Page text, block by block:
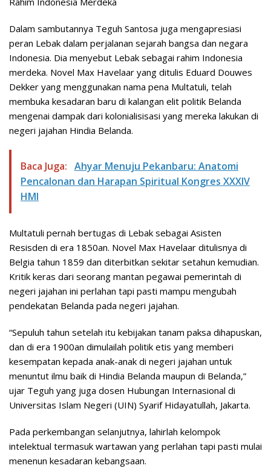
Dalam sambutannya Teguh Santosa juga mengapresiasi
peran Lebak dalam perjalanan sejarah bangsa dan negara
Indonesia. Dia menyebut Lebak sebagai rahim Indonesia
merdeka. Novel Max Havelaar yang ditulis Eduard Douwes
Dekker yang menggunakan nama pena Multatuli, telah
membuka kesadaran baru di kalangan elit politik Belanda
mengenai dampak dari kolonialisisasi yang mereka lakukan di
negeri jajahan Hindia Belanda.
Baca Juga: Ahyar Menuju Pekanbaru: Anatomi
Pencalonan dan Harapan Spiritual Kongres XXXIV
HMI
Multatuli pernah bertugas di Lebak sebagai Asisten
Resisden di era 1850an. Novel Max Havelaar ditulisnya di
Belgia tahun 1859 dan diterbitkan sekitar setahun kemudian.
Kritik keras dari seorang mantan pegawai pemerintah di
negeri jajahan ini perlahan tapi pasti mampu mengubah
pendekatan Belanda pada negeri jajahan.
“Sepuluh tahun setelah itu kebijakan tanam paksa dihapuskan,
dan di era 1900an dimulailah politik etis yang memberi
kesempatan kepada anak-anak di negeri jajahan untuk
menuntut ilmu baik di Hindia Belanda maupun di Belanda,”
ujar Teguh yang juga dosen Hubungan Internasional di
Universitas Islam Negeri (UIN) Syarif Hidayatullah, Jakarta.
Pada perkembangan selanjutnya, lahirlah kelompok
intelektual termasuk wartawan yang perlahan tapi pasti mulai
menenun kesadaran kebangsaan.